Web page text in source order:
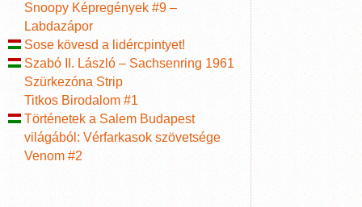
Snoopy Képregények #9 –
Labdazápor
Sose kövesd a lidércpintyet!
Szabó II. László – Sachsenring 1961
Szürkezóna Strip
Titkos Birodalom #1
Történetek a Salem Budapest
világából: Vérfarkasok szövetsége
Venom #2